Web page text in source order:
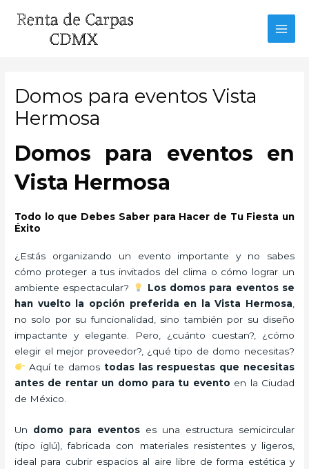
Domos para eventos Vista
Hermosa
Domos para eventos en
Vista Hermosa
Todo lo que Debes Saber para Hacer de Tu Fiesta un
Éxito
¿Estás organizando un evento importante y no sabes
cómo proteger a tus invitados del clima o cómo lograr un
ambiente espectacular?
Los domos para eventos se
han vuelto la opción preferida en la Vista Hermosa
no solo por su funcionalidad, sino también por su diseño
impactante y elegante. Pero, ¿cuánto cuestan?, ¿cómo
elegir el mejor proveedor?, ¿qué tipo de domo necesitas?
Aquí te damos todas las respuestas que necesitas
antes de rentar un domo para tu evento en la Ciudad
de México.
Un domo para eventos es una estructura semicircular
(tipo iglú), fabricada con materiales resistentes y ligeros,
ideal para cubrir espacios al aire libre de forma estética y